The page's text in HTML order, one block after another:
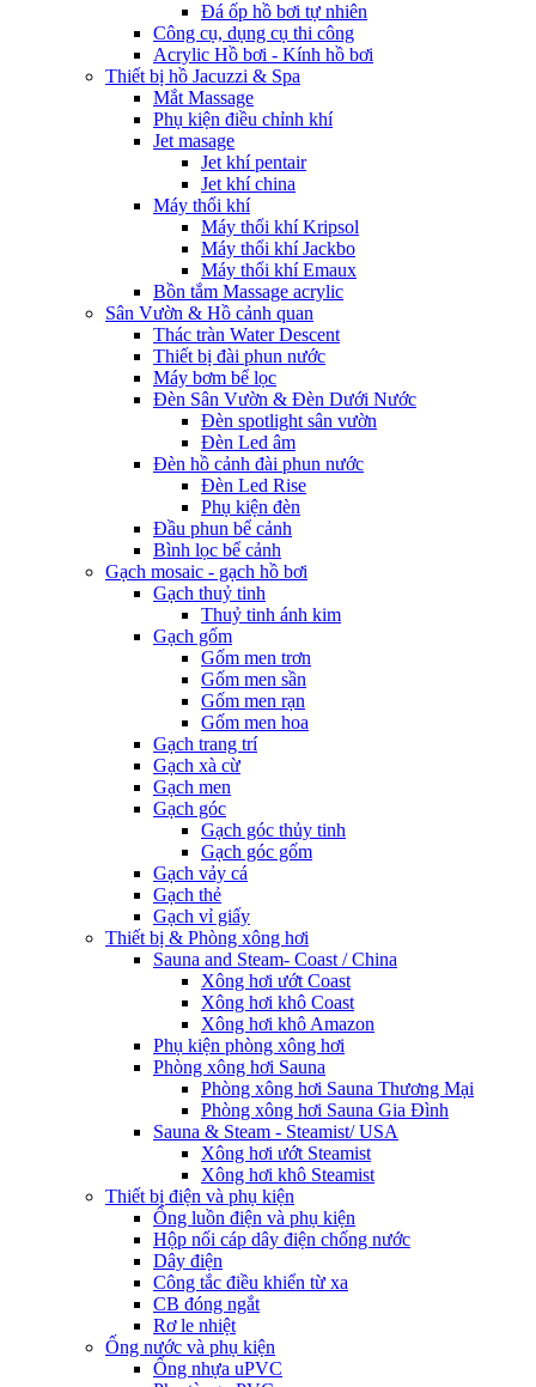
Đá ốp hồ bơi tự nhiên
Công cụ, dụng cụ thi công
Acrylic Hồ bơi - Kính hồ bơi
Thiết bị hồ Jacuzzi & Spa
Mắt Massage
Phụ kiện điều chỉnh khí
Jet masage
Jet khí pentair
Jet khí china
Máy thổi khí
Máy thổi khí Kripsol
Máy thổi khí Jackbo
Máy thổi khí Emaux
Bồn tắm Massage acrylic
Sân Vườn & Hồ cảnh quan
Thác tràn Water Descent
Thiết bị đài phun nước
Máy bơm bể lọc
Đèn Sân Vườn & Đèn Dưới Nước
Đèn spotlight sân vườn
Đèn Led âm
Đèn hồ cảnh đài phun nước
Đèn Led Rise
Phụ kiện đèn
Đầu phun bể cảnh
Bình lọc bể cảnh
Gạch mosaic - gạch hồ bơi
Gạch thuỷ tinh
Thuỷ tinh ánh kim
Gạch gốm
Gốm men trơn
Gốm men sần
Gốm men rạn
Gốm men hoa
Gạch trang trí
Gạch xà cừ
Gạch men
Gạch góc
Gạch góc thủy tinh
Gạch góc gốm
Gạch vảy cá
Gạch thẻ
Gạch vỉ giấy
Thiết bị & Phòng xông hơi
Sauna and Steam- Coast / China
Xông hơi ướt Coast
Xông hơi khô Coast
Xông hơi khô Amazon
Phụ kiện phòng xông hơi
Phòng xông hơi Sauna
Phòng xông hơi Sauna Thương Mại
Phòng xông hơi Sauna Gia Đình
Sauna & Steam - Steamist/ USA
Xông hơi ướt Steamist
Xông hơi khô Steamist
Thiết bị điện và phụ kiện
Ống luồn điện và phụ kiện
Hộp nối cáp dây điện chống nước
Dây điện
Công tắc điều khiển từ xa
CB đóng ngắt
Rơ le nhiệt
Ống nước và phụ kiện
Ống nhựa uPVC